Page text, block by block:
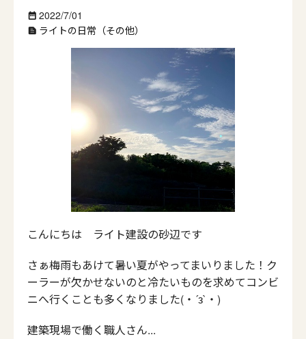
date_range 2022/7/01
text_snippet ライトの日常（その他）
こんにちは ライト建設の砂辺です
さぁ梅雨もあけて暑い夏がやってまいりました！ク
ーラーが欠かせないのと冷たいものを求めてコンビ
ニへ行くことも多くなりました(・´з`・)
建築現場で働く職人さん...